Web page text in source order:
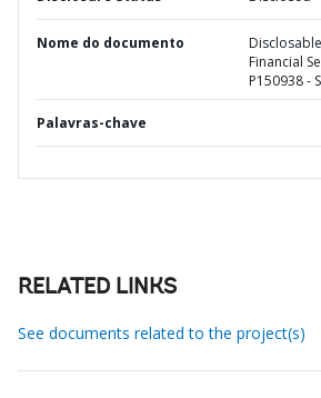
Nome do documento
Financial
P150938 -
Palavras-chave
RELATED LINKS
See documents related to the project(s)